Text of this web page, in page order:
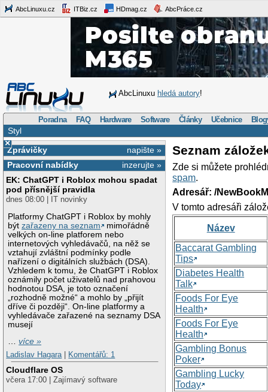
AbcLinuxu.cz ITBiz.cz HDmag.cz AbcPráce.cz
AbcLinuxu hledá autory!
Poradna FAQ Hardware Software Články Učebnice
Styl
×
napište »
Zprávičky
inzerujte »
Pracovní nabídky
EK: ChatGPT i Roblox mohou spadat
pod přísnější pravidla
dnes 08:00 | IT novinky
Platformy ChatGPT i Roblox by mohly
býtzařazeny na seznam
mimořádně
velkých on-line platforem nebo
internetových vyhledávačů, na něž se
vztahují zvláštní podmínky podle
nařízení o digitálních službách (DSA).
Vzhledem k tomu, že ChatGPT i Roblox
oznámily počet uživatelů nad prahovou
hodnotou DSA, je toto označení
„rozhodně možné“ a mohlo by „přijít
dříve či později“. On-line platformy a
vyhledávače zařazené na seznamy DSA
musejí
…více »
Ladislav Hagara
Komentářů: 1
Cloudflare OS
včera 17:00 | Zajímavý software
Seznam
Zde si můžete
spam.
Adresář: /
V tomto adresáři
Název
Baccarat Gambling
Tips
Diabetes Health
Talk
Foods For Eye
Health
Foods For Eye
Health
Gambling Bonus
Poker
Gambling Lucky
Today